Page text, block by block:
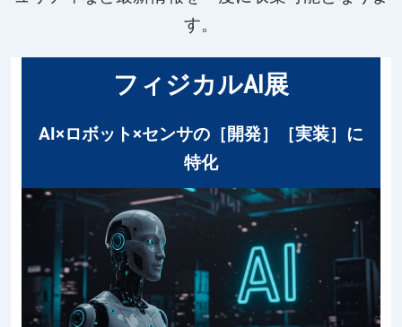
す。
フィジカルAI展
AI×ロボット×センサの［開発］［実装］に
特化